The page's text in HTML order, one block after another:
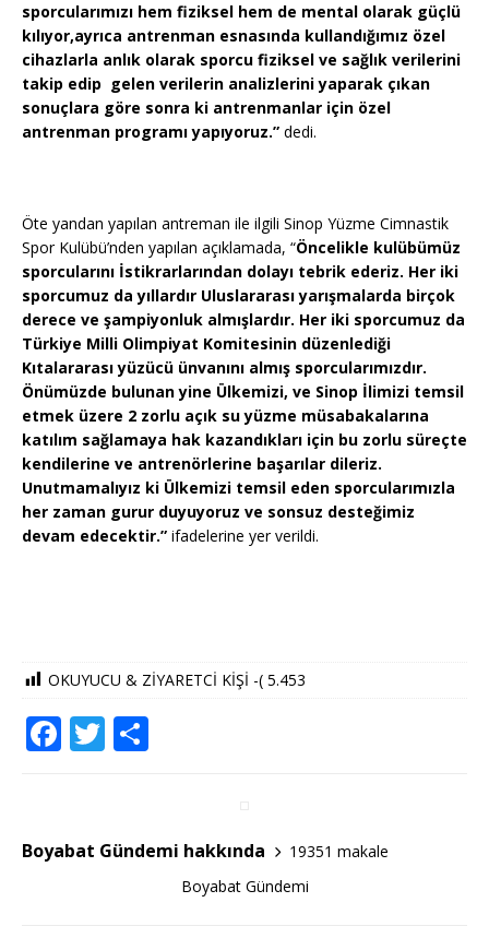
sporcularımızı hem fiziksel hem de mental olarak güçlü
kılıyor,ayrıca antrenman esnasında kullandığımız özel
cihazlarla anlık olarak sporcu fiziksel ve sağlık verilerini
takip edip gelen verilerin analizlerini yaparak çıkan
sonuçlara göre sonra ki antrenmanlar için özel
antrenman programı yapıyoruz.” dedi.
Öte yandan yapılan antreman ile ilgili Sinop Yüzme Cimnastik
Spor Kulübü’nden yapılan açıklamada, “Öncelikle kulübümüz
sporcularını İstikrarlarından dolayı tebrik ederiz. Her iki
sporcumuz da yıllardır Uluslararası yarışmalarda birçok
derece ve şampiyonluk almışlardır. Her iki sporcumuz da
Türkiye Milli Olimpiyat Komitesinin düzenlediği
Kıtalararası yüzücü ünvanını almış sporcularımızdır.
Önümüzde bulunan yine Ülkemizi, ve Sinop İlimizi temsil
etmek üzere 2 zorlu açık su yüzme müsabakalarına
katılım sağlamaya hak kazandıkları için bu zorlu süreçte
kendilerine ve antrenörlerine başarılar dileriz.
Unutmamalıyız ki Ülkemizi temsil eden sporcularımızla
her zaman gurur duyuyoruz ve sonsuz desteğimiz
devam edecektir.” ifadelerine yer verildi.
OKUYUCU & ZİYARETCİ KİŞİ -( 5.453
F
e
b
T
te
r
e
Boyabat Gündemi hakkında
19351 makale
Boyabat Gündemi